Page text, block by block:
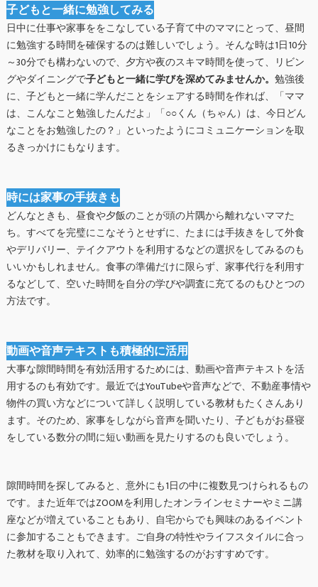
子どもと一緒に勉強してみる
日中に仕事や家事ををこなしている子育て中のママにとって、昼間
に勉強する時間を確保するのは難しいでしょう。そんな時は1日10分
～30分でも構わないので、夕方や夜のスキマ時間を使って、リビン
グやダイニングで子どもと一緒に学びを深めてみませんか。 勉強後
に、子どもと一緒に学んだことをシェアする時間を作れば、「ママ
は、こんなこと勉強したんだよ」「○○くん（ちゃん）は、今日どん
なことをお勉強したの？」といったようにコミュニケーションを取
るきっかけにもなります。
時には家事の手抜きも
どんなときも、昼食や夕飯のことが頭の片隅から離れないママた
ち。すべてを完璧にこなそうとせずに、たまには手抜きをして外食
やデリバリー、テイクアウトを利用するなどの選択をしてみるのも
いいかもしれません。食事の準備だけに限らず、家事代行を利用す
るなどして、空いた時間を自分の学びや調査に充てるのもひとつの
方法です。
動画や音声テキストも積極的に活用
大事な隙間時間を有効活用するためには、動画や音声テキストを活
用するのも有効です。最近ではYouTubeや音声などで、不動産事情や
物件の買い方などについて詳しく説明している教材もたくさんあり
ます。そのため、家事をしながら音声を聞いたり、子どもがお昼寝
をしている数分の間に短い動画を見たりするのも良いでしょう。
隙間時間を探してみると、意外にも1日の中に複数見つけられるもの
です。また近年ではZOOMを利用したオンラインセミナーやミニ講
座などが増えていることもあり、自宅からでも興味のあるイベント
に参加することもできます。ご自身の特性やライフスタイルに合っ
た教材を取り入れて、効率的に勉強するのがおすすめです。